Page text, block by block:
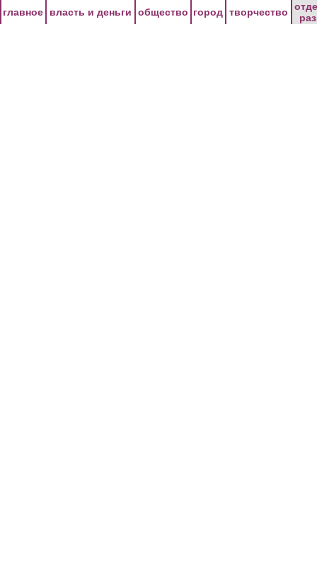
главное власть и деньги общество город творчество